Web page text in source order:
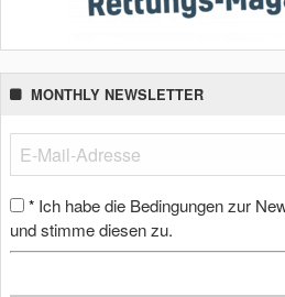
MONTHLY NEWSLETTER
* Ich habe die Bedingungen zur
und stimme diesen zu.